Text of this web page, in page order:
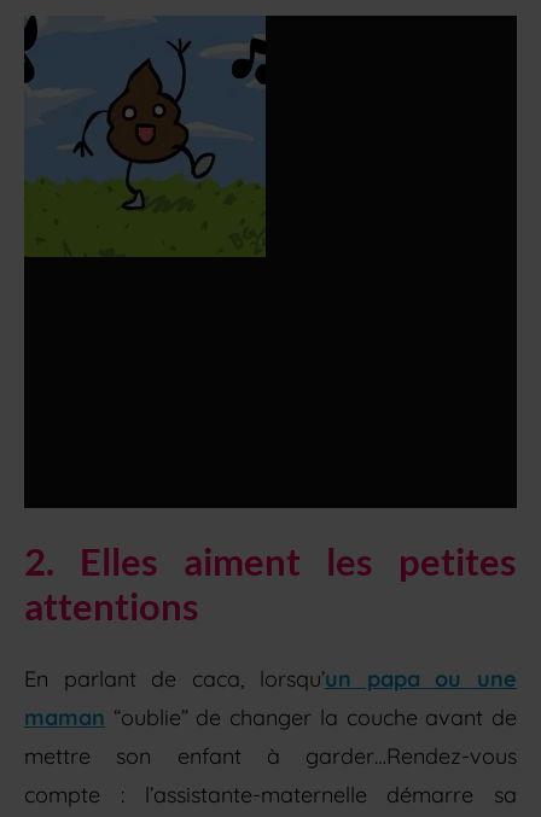
2. Elles aiment les petites
attentions
En parlant de caca, lorsqu’un papa ou une
maman “oublie” de changer la couche avant de
mettre son enfant à garder…Rendez-vous
compte : l’assistante-maternelle démarre sa